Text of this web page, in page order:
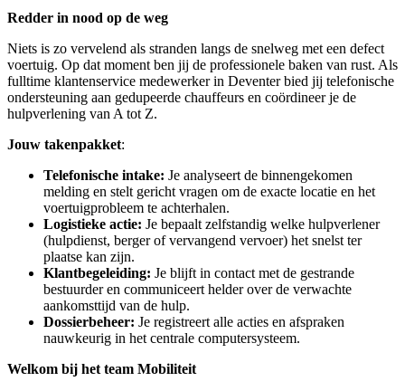
Redder in nood op de weg
Niets is zo vervelend als stranden langs de snelweg met een defect
voertuig. Op dat moment ben jij de professionele baken van rust. Als
fulltime klantenservice medewerker in Deventer bied jij telefonische
ondersteuning aan gedupeerde chauffeurs en coördineer je de
hulpverlening van A tot Z.
Jouw takenpakket:
Telefonische intake: Je analyseert de binnengekomen
melding en stelt gericht vragen om de exacte locatie en het
voertuigprobleem te achterhalen.
Logistieke actie: Je bepaalt zelfstandig welke hulpverlener
(hulpdienst, berger of vervangend vervoer) het snelst ter
plaatse kan zijn.
Klantbegeleiding: Je blijft in contact met de gestrande
bestuurder en communiceert helder over de verwachte
aankomsttijd van de hulp.
Dossierbeheer: Je registreert alle acties en afspraken
nauwkeurig in het centrale computersysteem.
Welkom bij het team Mobiliteit